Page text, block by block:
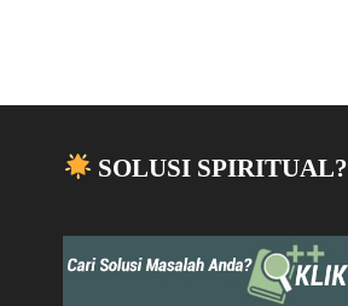
SOLUSI SPIRITUAL?